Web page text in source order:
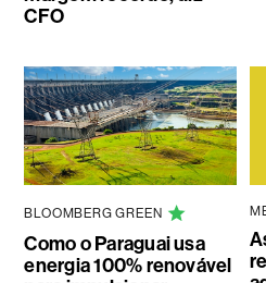
CFO
BLOOMBERG GREEN
Como o Paraguai usa
energia 100% renovável